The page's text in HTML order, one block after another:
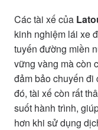
Các tài xế của
kinh nghiệm lái xe
tuyến đường miền
vững vàng mà còn
đảm bảo chuyến đi
đó, tài xế còn rất
suốt hành trình,
hơn khi sử dụng